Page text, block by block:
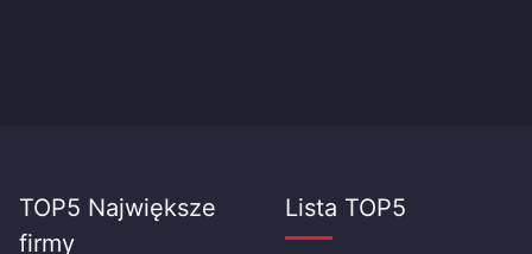
TOP5 Największe
firmy
Lista TOP5